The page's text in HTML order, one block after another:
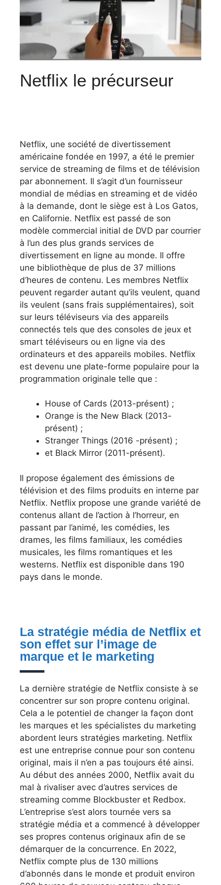
Netflix le précurseur
Netflix, une société de divertissement
américaine fondée en 1997, a été le premier
service de streaming de films et de télévision
par abonnement. Il s’agit d’un fournisseur
mondial de médias en streaming et de vidéo
à la demande, dont le siège est à Los Gatos,
en Californie. Netflix est passé de son
modèle commercial initial de DVD par courrier
à l’un des plus grands services de
divertissement en ligne au monde. Il offre
une bibliothèque de plus de 37 millions
d’heures de contenu. Les membres Netflix
peuvent regarder autant qu’ils veulent, quand
ils veulent (sans frais supplémentaires), soit
sur leurs téléviseurs via des appareils
connectés tels que des consoles de jeux et
smart téléviseurs ou en ligne via des
ordinateurs et des appareils mobiles. Netflix
est devenu une plate-forme populaire pour la
programmation originale telle que :
House of Cards (2013-présent) ;
Orange is the New Black (2013-
présent) ;
Stranger Things (2016 -présent) ;
et Black Mirror (2011-présent).
Il propose également des émissions de
télévision et des films produits en interne par
Netflix. Netflix propose une grande variété de
contenus allant de l’action à l’horreur, en
passant par l’animé, les comédies, les
drames, les films familiaux, les comédies
musicales, les films romantiques et les
westerns. Netflix est disponible dans 190
pays dans le monde.
La stratégie média de Netflix et
son effet sur l’image de
marque et le marketing
La dernière stratégie de Netflix consiste à se
concentrer sur son propre contenu original.
Cela a le potentiel de changer la façon dont
les marques et les spécialistes du marketing
abordent leurs stratégies marketing. Netflix
est une entreprise connue pour son contenu
original, mais il n’en a pas toujours été ainsi.
Au début des années 2000, Netflix avait du
mal à rivaliser avec d’autres services de
streaming comme Blockbuster et Redbox.
L’entreprise s’est alors tournée vers sa
stratégie média et a commencé à développer
ses propres contenus originaux afin de se
démarquer de la concurrence. En 2022,
Netflix compte plus de 130 millions
d’abonnés dans le monde et produit environ